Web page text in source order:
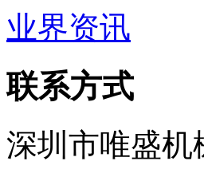
业界资讯
联系方式
深圳市唯盛机